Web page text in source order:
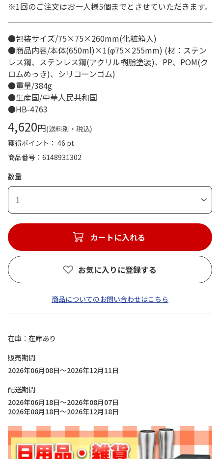
※1回のご注文はお一人様5個までとさせていただきます。
●包装サイズ/75×75×260mm(化粧箱入)
●商品内容/本体(650ml)×1(φ75×255mm) (材：ステン
レス鋼、ステンレス鋼(アクリル樹脂塗装)、PP、POM(ク
ロムめっき)、シリコーンゴム)
●重量/384g
●生産国/中華人民共和国
●HB-4763
4,620円(送料別・税込)
獲得ポイント： 46 pt
商品番号
6148931302
数量
1
カートに入れる
お気に入りに登録する
商品についてのお問い合わせはこちら
在庫
在庫あり
販売期間
2026年06月08日～2026年12月11日
配送期間
2026年06月18日～2026年08月07日
2026年08月18日～2026年12月18日